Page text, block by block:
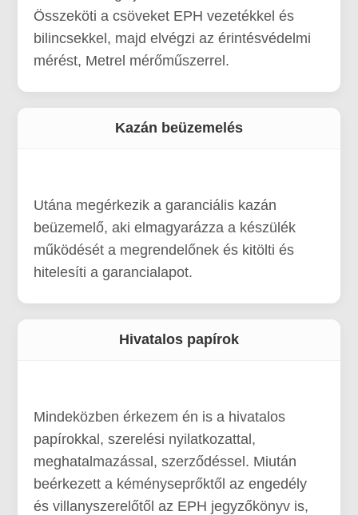
Összeköti a csöveket EPH vezetékkel és
bilincsekkel, majd elvégzi az érintésvédelmi
mérést, Metrel mérőműszerrel.
Kazán beüzemelés
Utána megérkezik a garanciális kazán
beüzemelő, aki elmagyarázza a készülék
működését a megrendelőnek és kitölti és
hitelesíti a garancialapot.
Hivatalos papírok
Mindeközben érkezem én is a hivatalos
papírokkal, szerelési nyilatkozattal,
meghatalmazással, szerződéssel. Miután
beérkezett a kéményseprőktől az engedély
és villanyszerelőtől az EPH jegyzőkönyv is,